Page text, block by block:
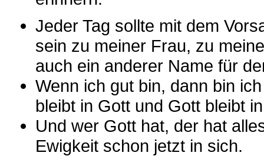
Jeder Tag sollte mit dem
sein zu meiner Frau, zu
auch ein anderer Name für
Wenn ich gut bin, dann bin
bleibt in Gott und Gott bleibt
Und wer Gott hat, der hat
Ewigkeit schon jetzt in sich.